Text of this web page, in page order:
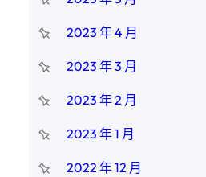
2023 年 4 月
2023 年 3 月
2023 年 2 月
2023 年 1 月
2022 年 12 月